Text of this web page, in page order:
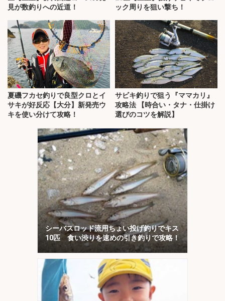
見が数釣りへの近道！
ック周りを狙い撃ち！
夏磯フカセ釣りで良型クロとイ
サキが好反応【大分】新発売ウ
キを使い分けて攻略！
サビキ釣りで狙う『ママカリ』
攻略法 【時合い・タナ・仕掛け
選びのコツを解説】
シーバスロッド流用ちょい投げ釣りでキス
10匹 食い渋りを速めの引き釣りで攻略！